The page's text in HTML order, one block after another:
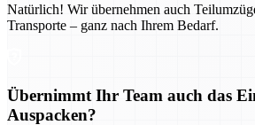
Natürlich! Wir übernehmen auch
Transporte – ganz nach Ihrem Bedarf.
Übernimmt Ihr Team auch das
Auspacken?